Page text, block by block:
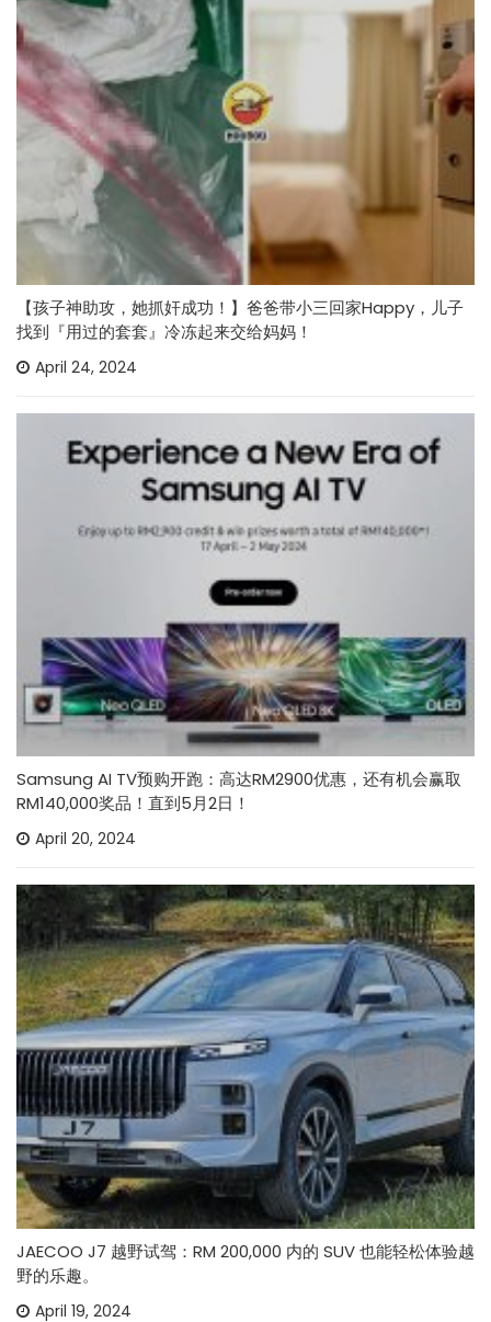
【孩子神助攻，她抓奸成功！】爸爸带小三回家Happy，儿子
找到『用过的套套』冷冻起来交给妈妈！
April 24, 2024
Samsung AI TV预购开跑：高达RM2900优惠，还有机会赢取
RM140,000奖品！直到5月2日！
April 20, 2024
JAECOO J7 越野试驾：RM 200,000 内的 SUV 也能轻松体验越
野的乐趣。
April 19, 2024